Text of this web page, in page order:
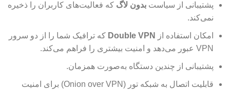
پشتیبانی از سیاست بدون لاگ که فعالیت‌های کاربران را ذخیره
نمی‌کند.
امکان استفاده از Double VPN که ترافیک شما را از دو سرور
VPN عبور می‌دهد و امنیت بیشتری را فراهم می‌کند.
پشتیبانی از چندین دستگاه به‌صورت همزمان.
قابلیت اتصال به شبکه تور (Onion over VPN) برای امنیت